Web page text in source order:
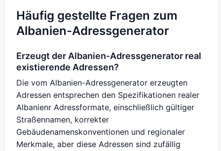
Häufig gestellte Fragen zum
Albanien-Adressgenerator
Erzeugt der Albanien-Adressgenerator real
existierende Adressen?
Die vom Albanien-Adressgenerator erzeugten
Adressen entsprechen den Spezifikationen realer
Albanienr Adressformate, einschließlich gültiger
Straßennamen, korrekter
Gebäudenamenskonventionen und regionaler
Merkmale, aber diese Adressen sind zufällig